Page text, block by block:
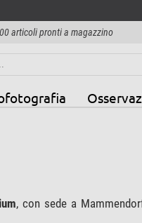
articoli pronti a magazzino
, con sede a